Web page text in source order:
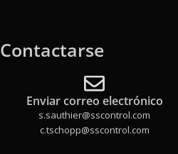
Contactarse
Enviar correo electrónico
s.sauthier@sscontrol.com
c.tschopp@sscontrol.com